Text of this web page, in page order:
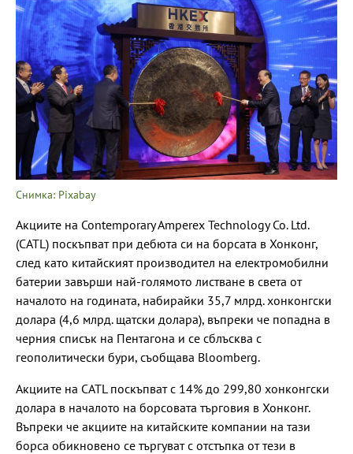
Снимка: Pixabay
Акциите на Contemporary Amperex Technology Co. Ltd.
(CATL) поскъпват при дебюта си на борсата в Хонконг,
след като китайският производител на електромобилни
батерии завърши най-голямото листване в света от
началото на годината, набирайки 35,7 млрд. хонконгски
долара (4,6 млрд. щатски долара), въпреки че попадна в
черния списък на Пентагона и се сблъсква с
геополитически бури, съобщава Bloomberg.
Акциите на CATL поскъпват с 14% до 299,80 хонконгски
долара в началото на борсовата търговия в Хонконг.
Въпреки че акциите на китайските компании на тази
борса обикновено се търгуват с отстъпка от тези в